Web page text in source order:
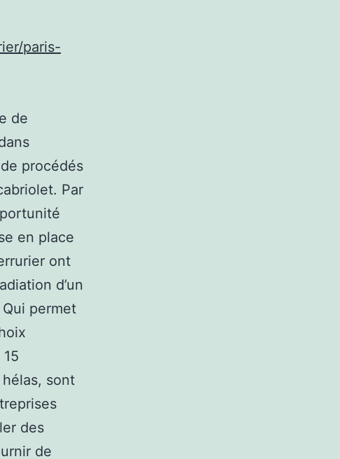
paris-
de
procédés
Par
en place
ont
d’un
permet
hélas, sont
des
de